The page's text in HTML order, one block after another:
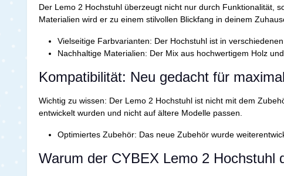
Der Lemo 2 Hochstuhl überzeugt nicht nur durch Funktionalität,
Materialien wird er zu einem stilvollen Blickfang in deinem
Vielseitige Farbvarianten: Der Hochstuhl ist in
Nachhaltige Materialien: Der Mix aus hochwertigem Holz
Kompatibilität: Neu gedacht für
Wichtig zu wissen: Der Lemo 2 Hochstuhl ist nicht mit dem
entwickelt wurden und nicht auf ältere Modelle passen.
Optimiertes Zubehör: Das neue Zubehör wurde
Warum der CYBEX Lemo 2 Hochstuhl